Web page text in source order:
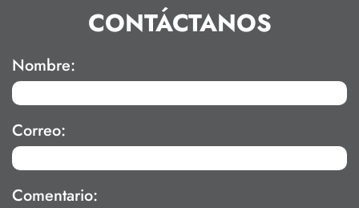
CONTÁCTANOS
Nombre:
Correo:
Comentario: